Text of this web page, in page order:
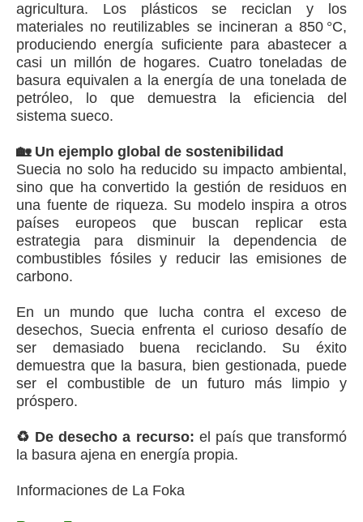
agricultura. Los plásticos se reciclan y los
materiales no reutilizables se incineran a 850 °C,
produciendo energía suficiente para abastecer a
casi un millón de hogares. Cuatro toneladas de
basura equivalen a la energía de una tonelada de
petróleo, lo que demuestra la eficiencia del
sistema sueco.
🏡 Un ejemplo global de sostenibilidad
Suecia no solo ha reducido su impacto ambiental,
sino que ha convertido la gestión de residuos en
una fuente de riqueza. Su modelo inspira a otros
países europeos que buscan replicar esta
estrategia para disminuir la dependencia de
combustibles fósiles y reducir las emisiones de
carbono.
En un mundo que lucha contra el exceso de
desechos, Suecia enfrenta el curioso desafío de
ser demasiado buena reciclando. Su éxito
demuestra que la basura, bien gestionada, puede
ser el combustible de un futuro más limpio y
próspero.
♻️ De desecho a recurso: el país que transformó
la basura ajena en energía propia.
Informaciones de La Foka